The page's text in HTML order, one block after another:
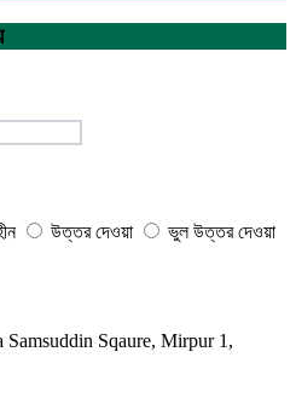
উত্তর দেওয়া
ভুল উত্তর দেওয়া
Sqaure, Mirpur 1,